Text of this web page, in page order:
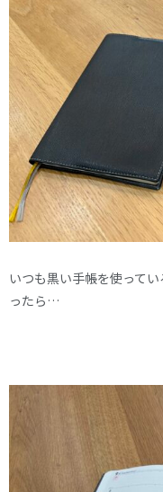
いつも黒い手帳を使って
ったら…